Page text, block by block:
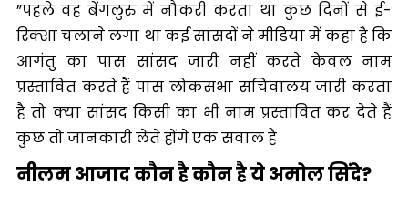
”पहले वह बेंगलुरु में नौकरी करता था कुछ दिनों से ई-
रिक्शा चलाने लगा था कई सांसदों ने मीडिया में कहा है कि
आगंतु का पास सांसद जारी नहीं करते केवल नाम
प्रस्तावित करते हैं पास लोकसभा सचिवालय जारी करता
है तो क्या सांसद किसी का भी नाम प्रस्तावित कर देते हैं
कुछ तो जानकारी लेते होंगे एक सवाल है
नीलम आजाद कौन है कौन है ये अमोल सिंदे?